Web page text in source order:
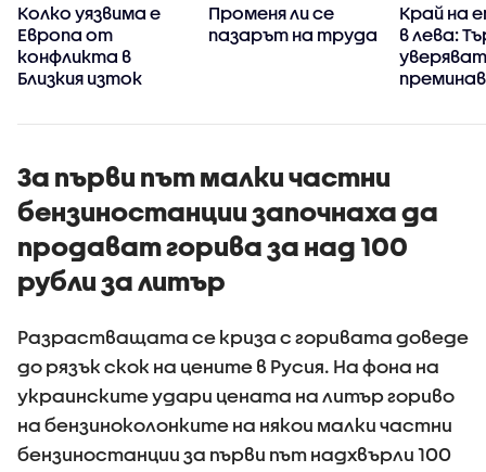
Колко уязвима е
Европа от
конфликта в
Близкия изток
Променя ли се
пазарът на труда
Край на
в лева:
да
За първи път малки частни
бензиностанции започнаха да
продават горива за над 100
рубли за литър
Разрастващата се криза с горивата доведе
до рязък скок на цените в Русия. На фона на
украинските удари цената на литър гориво
на бензиноколонките на някои малки частни
бензиностанции за първи път надхвърли 100